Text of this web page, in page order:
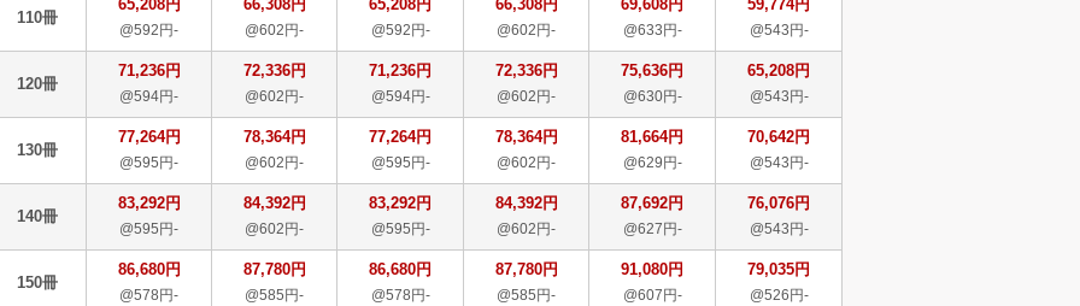
110冊
65,208円
@592円-
66,308円
@602円-
65,208円
@592円-
66,308円
@602円-
69,608円
@633円-
59,774円
@543円-
120冊
71,236円
@594円-
72,336円
@602円-
71,236円
@594円-
72,336円
@602円-
75,636円
@630円-
65,208円
@543円-
130冊
77,264円
@595円-
78,364円
@602円-
77,264円
@595円-
78,364円
@602円-
81,664円
@629円-
70,642円
@543円-
140冊
83,292円
@595円-
84,392円
@602円-
83,292円
@595円-
84,392円
@602円-
87,692円
@627円-
76,076円
@543円-
150冊
86,680円
@578円-
87,780円
@585円-
86,680円
@578円-
87,780円
@585円-
91,080円
@607円-
79,035円
@526円-